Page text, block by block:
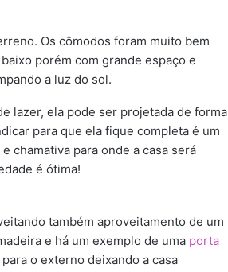
Os cômodos foram muito bem
porém com grande espaço e
a luz do sol.
lazer, ela pode ser projetada de forma
para que ela fique completa é um
chamativa para onde a casa será
é ótima!
também aproveitamento de um
e há um exemplo de uma porta
o externo deixando a casa